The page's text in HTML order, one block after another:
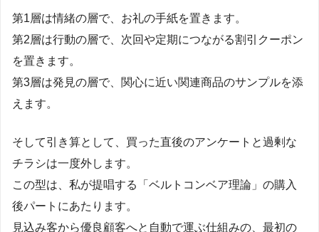
第1層は情緒の層で、お礼の手紙を置きます。
第2層は行動の層で、次回や定期につながる割引クーポン
を置きます。
第3層は発見の層で、関心に近い関連商品のサンプルを添
えます。
そして引き算として、買った直後のアンケートと過剰な
チラシは一度外します。
この型は、私が提唱する「ベルトコンベア理論」の購入
後パートにあたります。
見込み客から優良顧客へと自動で運ぶ仕組みの、最初の